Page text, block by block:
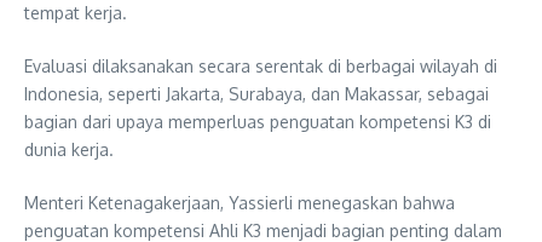
tempat kerja.
Evaluasi dilaksanakan secara serentak di berbagai wilayah di
Indonesia, seperti Jakarta, Surabaya, dan Makassar, sebagai
bagian dari upaya memperluas penguatan kompetensi K3 di
dunia kerja.
Menteri Ketenagakerjaan, Yassierli menegaskan bahwa
penguatan kompetensi Ahli K3 menjadi bagian penting dalam